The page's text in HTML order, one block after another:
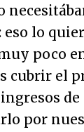
lo
poco
cubrir el
de
por